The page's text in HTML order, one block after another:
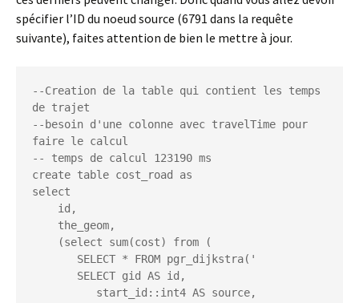
spécifier l’ID du noeud source (6791 dans la requête
suivante), faites attention de bien le mettre à jour.
--Creation de la table qui contient les temps
de trajet
--besoin d'une colonne avec travelTime pour
faire le calcul
-- temps de calcul 123190 ms
create table cost_road as
select
id,
the_geom,
(select sum(cost) from (
SELECT * FROM pgr_dijkstra('
SELECT gid AS id,
start_id::int4 AS source,